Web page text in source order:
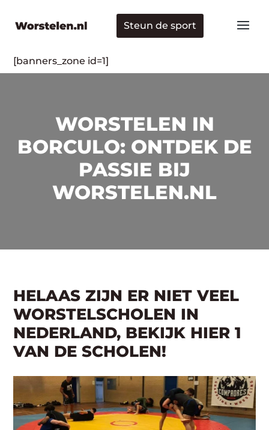
Steun de sport
[banners_zone id=1]
WORSTELEN IN
BORCULO: ONTDEK DE
PASSIE BIJ
WORSTELEN.NL
HELAAS ZIJN ER NIET VEEL
WORSTELSCHOLEN IN
NEDERLAND, BEKIJK HIER 1
VAN DE SCHOLEN!